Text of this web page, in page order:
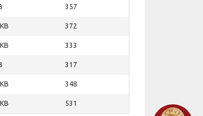
357
372
333
317
348
531